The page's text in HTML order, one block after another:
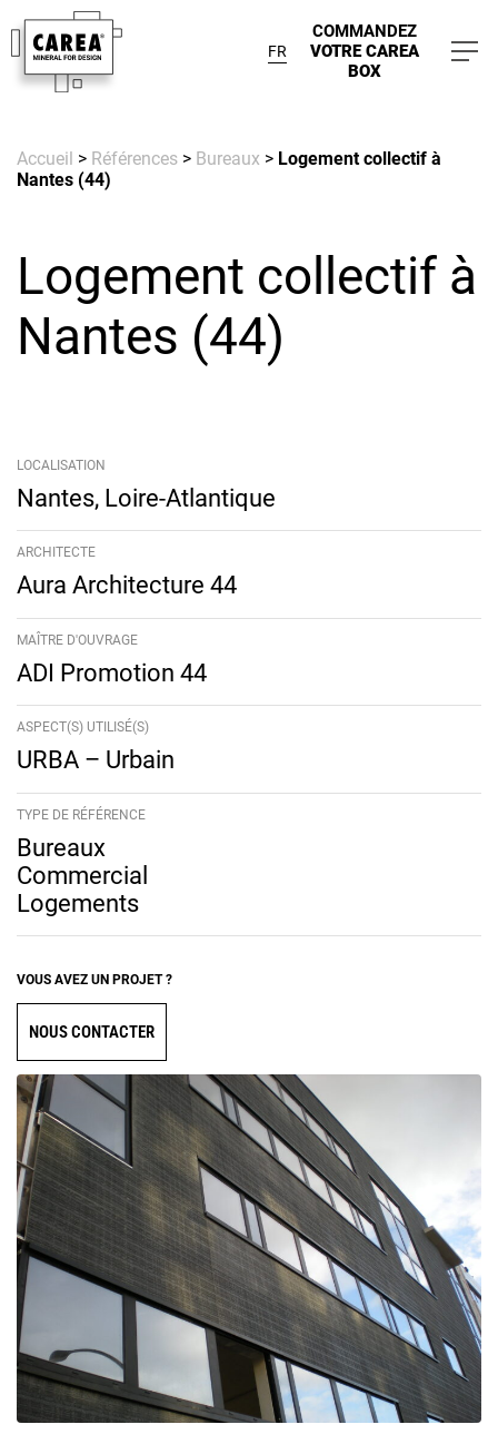
FR
COMMANDEZ
VOTRE CAREA
BOX
Accueil > Références > Bureaux > Logement collectif à
Nantes (44)
Logement collectif à
Nantes (44)
LOCALISATION
Nantes, Loire-Atlantique
ARCHITECTE
Aura Architecture 44
MAÎTRE D'OUVRAGE
ADI Promotion 44
ASPECT(S) UTILISÉ(S)
URBA – Urbain
TYPE DE RÉFÉRENCE
Bureaux
Commercial
Logements
VOUS AVEZ UN PROJET ?
NOUS CONTACTER